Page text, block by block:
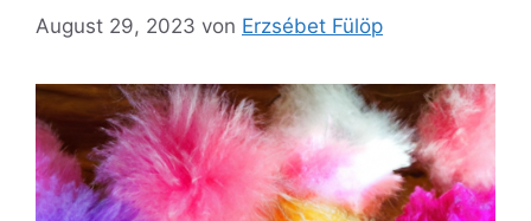
August 29, 2023 von Erzsébet Fülöp